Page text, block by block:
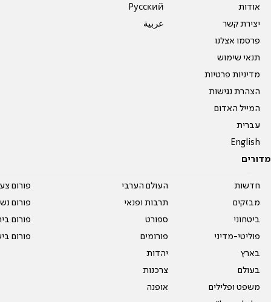
אודות
יצירת קשר
פרסמו אצלנו
תנאי שימוש
מדיניות פרטיות
הצהרת נגישות
המייל האדום
עברית
English
Pусский
عربية
מדורים
חדשות
מבזקים
ביטחוני
פוליטי-מדיני
בארץ
בעולם
משפט ופלילים
העולם הערבי
תרבות ופנאי
ספורט
פורומים
יהדות
צרכנות
אופנה
פורום
פורום
פורום
פורום